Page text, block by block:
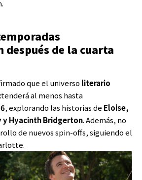
después de la cuarta
que el universo literario
al menos hasta
, explorando las historias de Eloise,
y Hyacinth Bridgerton. Además, no
de nuevos spin-offs, siguiendo el